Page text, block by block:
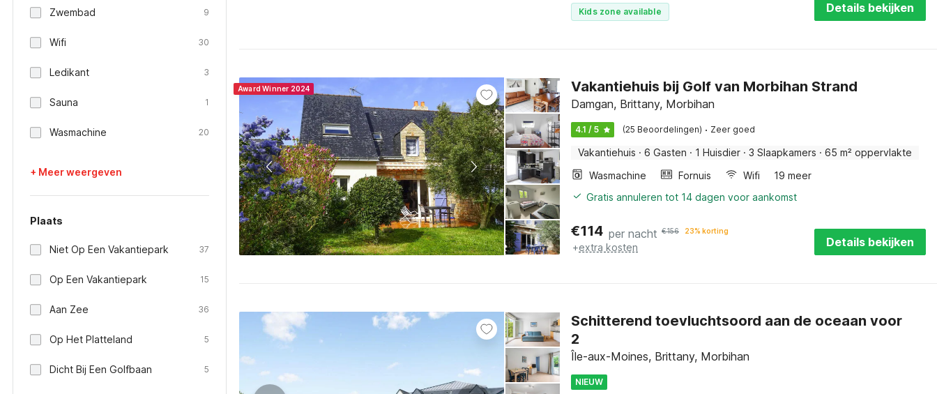
Zwembad 9
Wifi 30
Ledikant 3
Sauna 1
Wasmachine 20
+ Meer weergeven
Plaats
Niet Op Een Vakantiepark 37
Op Een Vakantiepark 15
Aan Zee 36
Op Het Platteland 5
Dicht Bij Een Golfbaan 5
Kids zone available Details bekijken
Award Winner 2024 Vakantiehuis bij Golf van Morbihan Strand
Damgan, Brittany, Morbihan
4.1 / 5 (25 Beoordelingen) · Zeer goed
Vakantiehuis · 6 Gasten · 1 Huisdier · 3 Slaapkamers · 65 m² oppervlakte
Wasmachine
Fornuis Wifi
19 meer
Gratis annuleren tot 14 dagen voor aankomst
€114 per nacht €156 23% korting
+extra kosten Details bekijken
Schitterend toevluchtsoord aan de oceaan voor
2
Île-aux-Moines, Brittany, Morbihan
NIEUW